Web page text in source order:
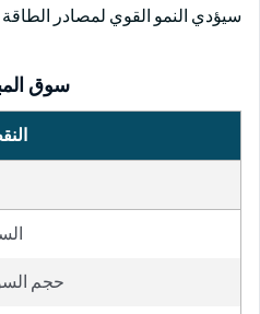
سيؤدي النمو القوي لمصادر
سوق
حجم